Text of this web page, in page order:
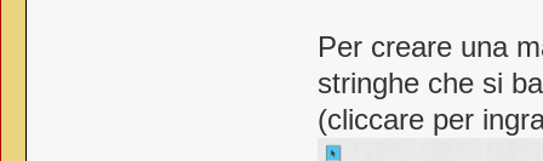
Per creare una
stringhe che si
(cliccare per